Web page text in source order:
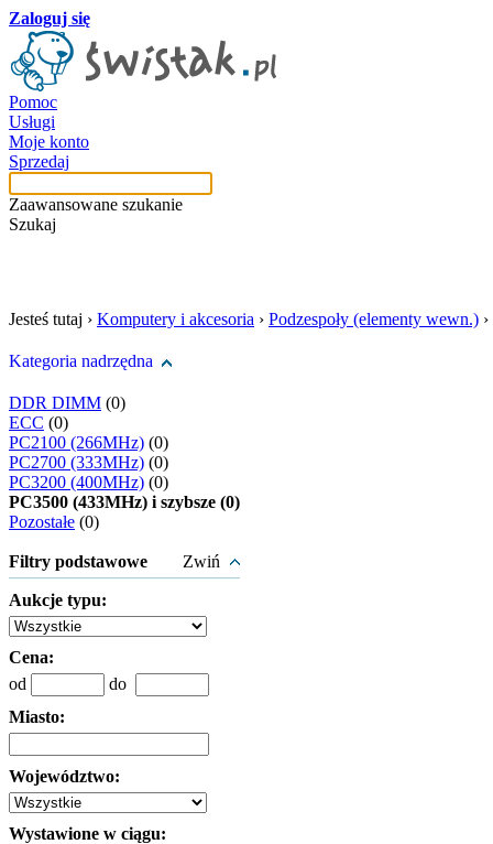
Zaloguj się
Pomoc
Usługi
Moje konto
Sprzedaj
Zaawansowane szukanie
Szukaj
Jesteś tutaj › Komputery i akcesoria › Podzespoły (elementy wewn.) ›
Kategoria nadrzędna
DDR DIMM (0)
ECC (0)
PC2100 (266MHz) (0)
PC2700 (333MHz) (0)
PC3200 (400MHz) (0)
PC3500 (433MHz) i szybsze (0)
Pozostałe (0)
Filtry podstawowe Zwiń
Aukcje typu:
Cena:
od
do
Miasto:
Województwo:
Wystawione w ciągu: